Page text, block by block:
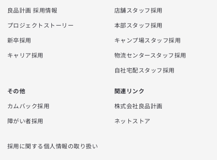
良品計画 採用情報
プロジェクトストーリー
新卒採用
キャリア採用
店舗スタッフ採用
本部スタッフ採用
キャンプ場スタッフ採用
物流センタースタッフ採用
自社宅配スタッフ採用
その他
カムバック採用
障がい者採用
関連リンク
株式会社良品計画
ネットストア
採用に関する個人情報の取り扱い